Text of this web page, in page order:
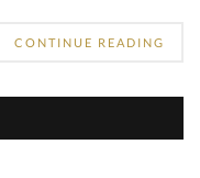
CONTINUE READING